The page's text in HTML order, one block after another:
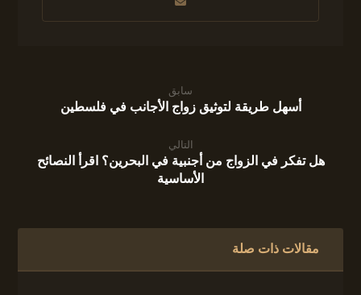
سابق
أسهل طريقة لتوثيق زواج الأجانب في فلسطين
التالي
هل تفكر في الزواج من أجنبية في البحرين؟ اقرأ النصائح
الأساسية
مقالات ذات صلة